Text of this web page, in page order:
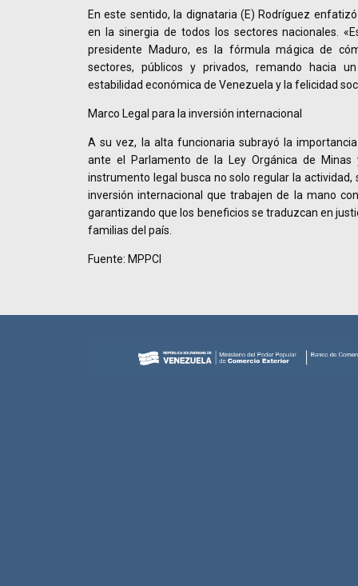
En este sentido, la dignataria (E) Rodríguez
en la sinergia de todos los sectores nacionales.
presidente Maduro, es la fórmula mágica de
sectores, públicos y privados, remando hacia
estabilidad económica de Venezuela y la felicidad
Marco Legal para la inversión internacional
A su vez, la alta funcionaria subrayó la
ante el Parlamento de la Ley Orgánica de Minas
instrumento legal busca no solo regular la
inversión internacional que trabajen de la mano
garantizando que los beneficios se traduzcan en
familias del país.
Fuente: MPPCI